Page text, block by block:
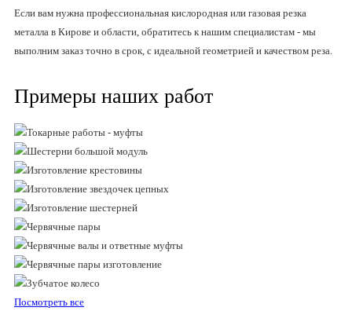
Если вам нужна профессиональная кислородная или газовая резка
металла в Кирове и области, обратитесь к нашим специалистам - мы
выполним заказ точно в срок, с идеальной геометрией и качеством реза.
Примеры наших работ
Посмотреть все